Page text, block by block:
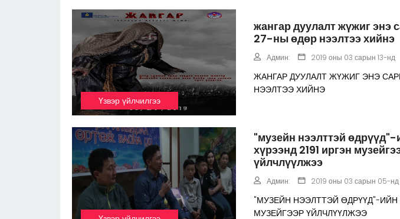
Үзвэр үйлчилгээ
жангар дуулалт жүжиг энэ
27-ны өдөр нээлтээ хийнэ
Админ: 2019 оны 03 сарын 13-нд
ЖАНГАР ДУУЛАЛТ ЖҮЖИГ ЭНЭ
НЭЭЛТЭЭ ХИЙНЭ
"музейн нээлттэй өдрүүд"-
хүрээнд 2191 иргэн
үйлчлүүлжээ
Админ: 2019 оны 03 сарын 05-нд
"МУЗЕЙН НЭЭЛТТЭЙ ӨДРҮҮД"-ИЙН
МУЗЕЙГЭЭР ҮЙЛЧЛҮҮЛЖЭЭ